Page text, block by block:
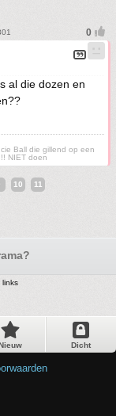
al die dozen en
Ball die gillend op een
NIET doen
10 11
links
Dicht